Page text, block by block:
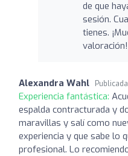
de que
sesión.
tienes.
valoración!
Alexandra Wahl
Experiencia fantástica:
espalda contracturada y
maravillas y salí como
experiencia y que sabe lo
profesional. Lo